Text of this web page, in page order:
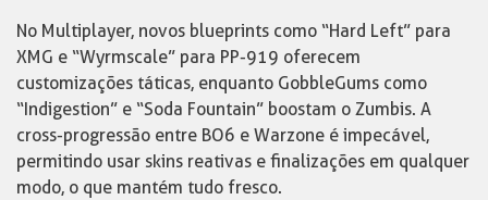
No Multiplayer, novos blueprints como “Hard Left” para
XMG e “Wyrmscale” para PP-919 oferecem
customizações táticas, enquanto GobbleGums como
“Indigestion” e “Soda Fountain” boostam o Zumbis. A
cross-progressão entre BO6 e Warzone é impecável,
permitindo usar skins reativas e finalizações em qualquer
modo, o que mantém tudo fresco.